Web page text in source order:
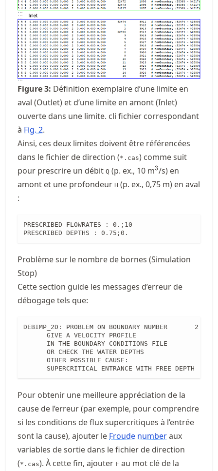
Figure3: Définition exemplaire d’une limite en
aval (Outlet) et d’une limite en amont (Inlet)
ouverte dans une limite. cli fichier correspondant
à Fig. 2.
Ainsi, ces deux limites doivent être référencées
dans le fichier de direction (*.cas) comme suit
pour prescrire un débit Q (p. ex., 10 m^3
3/s) en
amont et une profondeur H (p. ex., 0,75 m) en aval
:
PRESCRIBED FLOWRATES : 0.;10
PRESCRIBED DEPTHS : 0.75;0.
Problème sur le nombre de bornes (Simulation
Stop)
Cette section guide les messages d’erreur de
débogage tels que:
DEBIMP_2D: PROBLEM ON BOUNDARY NUMBER       2
      GIVE A VELOCITY PROFILE
      IN THE BOUNDARY CONDITIONS FILE
      OR CHECK THE WATER DEPTHS
      OTHER POSSIBLE CAUSE:
      SUPERCRITICAL ENTRANCE WITH FREE DEPTH
Pour obtenir une meilleure appréciation de la
cause de l’erreur (par exemple, pour comprendre
si les conditions de flux supercritiques à l’entrée
sont la cause), ajouter le Froude numberaux
variables de sortie dans le fichier de direction
(*.cas). À cette fin, ajouter F au mot clé de la